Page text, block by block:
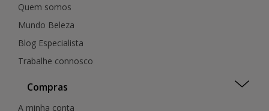
Quem somos
Mundo Beleza
Blog Especialista
Trabalhe connosco
Compras
A minha conta